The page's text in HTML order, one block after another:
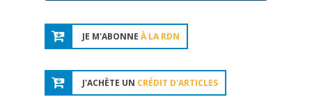
JE M'ABONNE À LA RDN
J'ACHÈTE UN CRÉDIT D'ARTICLES